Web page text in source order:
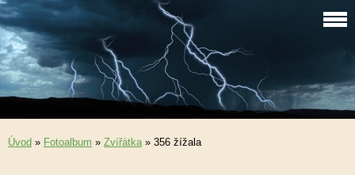
Úvod » Fotoalbum » Zvířátka» 356 žížala